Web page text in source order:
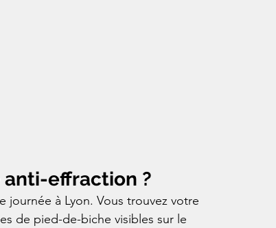
anti-effraction ?
journée à Lyon. Vous trouvez votre
de pied-de-biche visibles sur le